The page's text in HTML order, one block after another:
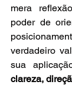
mera
poder de
verdadeiro
clareza,